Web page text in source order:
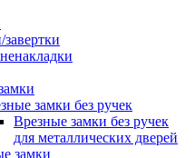
замки без ручек
Врезные замки без ручек
для металлических дверей
замки